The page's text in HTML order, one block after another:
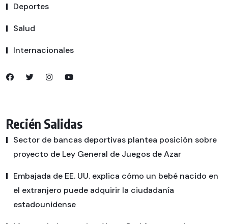
Deportes
Salud
Internacionales
Recién Salidas
Sector de bancas deportivas plantea posición sobre
proyecto de Ley General de Juegos de Azar
Embajada de EE. UU. explica cómo un bebé nacido en
el extranjero puede adquirir la ciudadanía
estadounidense